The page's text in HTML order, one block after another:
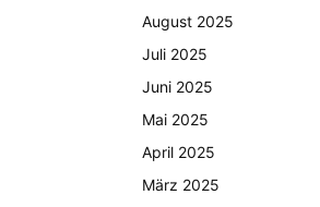
August 2025
Juli 2025
Juni 2025
Mai 2025
April 2025
März 2025